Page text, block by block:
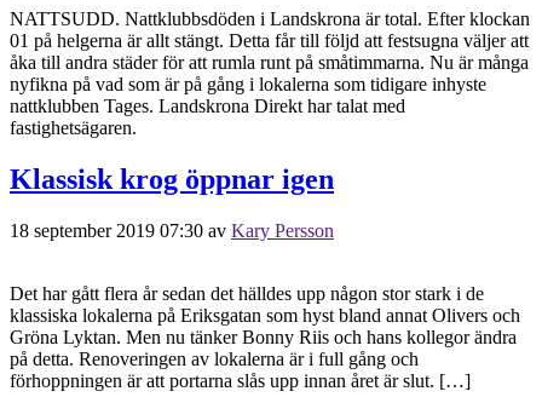
NATTSUDD. Nattklubbsdöden i Landskrona är total. Efter klockan
01 på helgerna är allt stängt. Detta får till följd att festsugna väljer att
åka till andra städer för att rumla runt på småtimmarna. Nu är många
nyfikna på vad som är på gång i lokalerna som tidigare inhyste
nattklubben Tages. Landskrona Direkt har talat med
fastighetsägaren.
Klassisk krog öppnar igen
18 september 2019 07:30 av Kary Persson
Det har gått flera år sedan det hälldes upp någon stor stark i de
klassiska lokalerna på Eriksgatan som hyst bland annat Olivers och
Gröna Lyktan. Men nu tänker Bonny Riis och hans kollegor ändra
på detta. Renoveringen av lokalerna är i full gång och
förhoppningen är att portarna slås upp innan året är slut. […]